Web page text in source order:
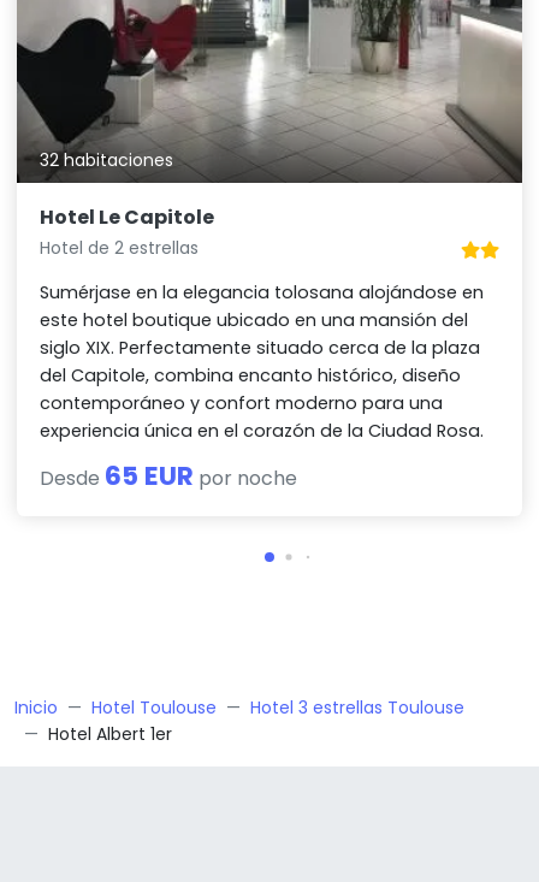
32 habitaciones
Hotel Le Capitole
Hotel de 2 estrellas
Sumérjase en la elegancia tolosana alojándose en
este hotel boutique ubicado en una mansión del
siglo XIX. Perfectamente situado cerca de la plaza
del Capitole, combina encanto histórico, diseño
contemporáneo y confort moderno para una
experiencia única en el corazón de la Ciudad Rosa.
Desde 65 EUR por noche
Inicio Hotel Toulouse
Hotel 3 estrellas Toulouse
Hotel Albert 1er